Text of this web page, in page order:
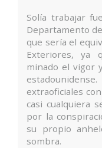
Solía trabajar
Departamento
que sería el
Exteriores, ya
minado el vigor
extraoficiales
casi cualquiera
por la
su propio
sombra.